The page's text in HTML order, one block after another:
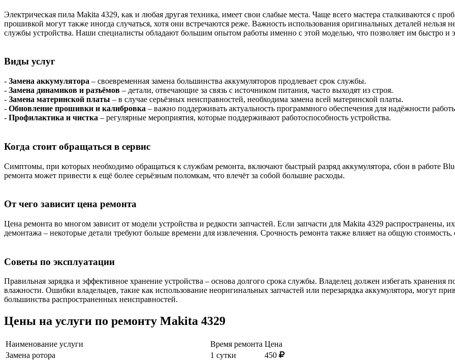
Электрическая пила Makita 4329, как и любая другая техника, имеет свои слабые места. Чаще всего мастера сталкиваются с
прошивкой могут также иногда случаться, хотя они встречаются реже. Важность использования оригинальных деталей нельзя
службы устройства. Наши специалисты обладают большим опытом работы именно с этой моделью, что позволяет им быстро и
Виды услуг
- Замена аккумулятора – своевременная замена большинства аккумуляторов продлевает срок службы.
- Замена динамиков и разъёмов – детали, отвечающие за связь с источником питания, часто выходят из строя.
- Замена материнской платы – в случае серьёзных неисправностей, необходима замена всей материнской платы.
- Обновление прошивки и калибровка – важно поддерживать актуальность программного обеспечения для надёжности
- Профилактика и чистка – регулярные мероприятия, которые поддерживают работоспособность устройства.
Когда стоит обращаться в сервис
Симптомы, при которых необходимо обращаться к службам ремонта, включают быстрый разряд аккумулятора, сбои в работе
ремонта может привести к ещё более серьёзным поломкам, что влечёт за собой большие расходы.
От чего зависит цена ремонта
Цена ремонта во многом зависит от модели устройства и редкости запчастей. Если запчасти для Makita 4329 распространены,
демонтажа – некоторые детали требуют больше времени для извлечения. Срочность ремонта также влияет на общую стоимость,
Советы по эксплуатации
Правильная зарядка и эффективное хранение устройства – основа долгого срока службы. Владелец должен избегать
влажности. Ошибки владельцев, такие как использование неоригинальных запчастей или перезарядка аккумулятора, могут
большинства распространенных неисправностей.
Цены на услуги по ремонту Makita 4329
Наименование услуги Время ремонта Цена
Замена ротора
1 сутки 450